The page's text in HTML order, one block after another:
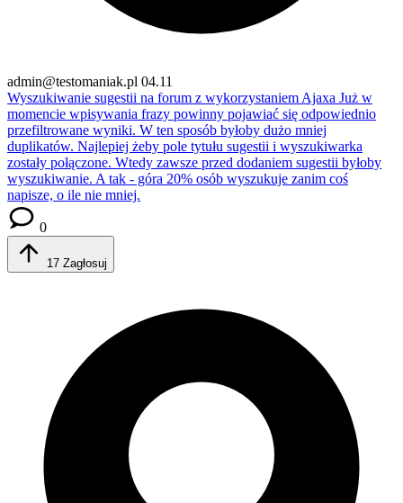
admin@testomaniak.pl 04.11
Wyszukiwanie sugestii na forum z wykorzystaniem Ajaxa Już w
momencie wpisywania frazy powinny pojawiać się odpowiednio
przefiltrowane wyniki. W ten sposób byłoby dużo mniej
duplikatów. Najlepiej żeby pole tytułu sugestii i wyszukiwarka
zostały połączone. Wtedy zawsze przed dodaniem sugestii byłoby
wyszukiwanie. A tak - góra 20% osób wyszukuje zanim coś
napisze, o ile nie mniej.
0
17 Zagłosuj